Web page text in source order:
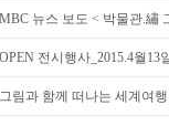
MBC 뉴스 보도 < 박물관.繡
OPEN 전시행사_2015.4월13
그림과 함께 떠나는 세계여행